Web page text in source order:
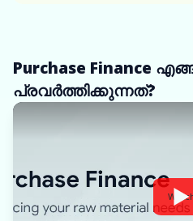
Purchase Finance
പ്രവർത്തിക്കുന്നത്?